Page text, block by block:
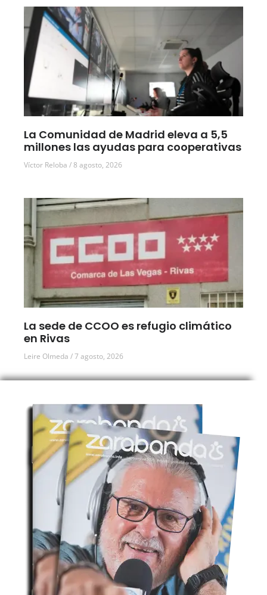
La Comunidad de Madrid eleva a 5,5
millones las ayudas para cooperativas
Víctor Reloba 8 agosto, 2026
La sede de CCOO es refugio climático
en Rivas
Leire Olmeda 7 agosto, 2026